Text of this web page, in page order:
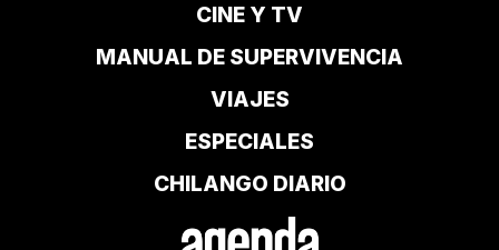
CINE Y TV
MANUAL DE SUPERVIVENCIA
VIAJES
ESPECIALES
CHILANGO DIARIO